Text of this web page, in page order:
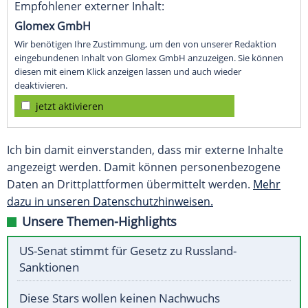
Empfohlener externer Inhalt:
Glomex GmbH
Wir benötigen Ihre Zustimmung, um den von unserer Redaktion
eingebundenen Inhalt von Glomex GmbH anzuzeigen. Sie können
diesen mit einem Klick anzeigen lassen und auch wieder
deaktivieren.
jetzt aktivieren
Ich bin damit einverstanden, dass mir externe Inhalte
angezeigt werden. Damit können personenbezogene
Daten an Drittplattformen übermittelt werden. Mehr
dazu in unseren Datenschutzhinweisen.
Unsere Themen-Highlights
US-Senat stimmt für Gesetz zu Russland-
Sanktionen
Diese Stars wollen keinen Nachwuchs